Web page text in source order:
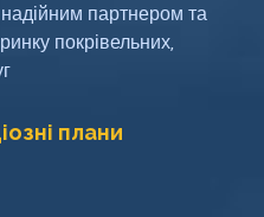
партнером та
покрівельних,
плани